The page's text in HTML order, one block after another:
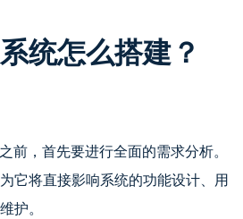
统怎么搭建？
前，首先要进行全面的需求分析。
它将直接影响系统的功能设计、用
护。